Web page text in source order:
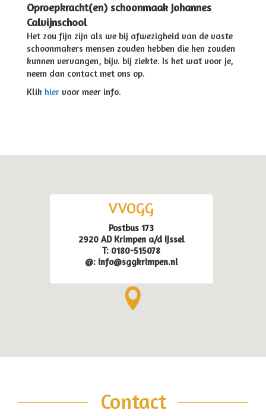
Oproepkracht(en) schoonmaak Johannes
Calvijnschool
Het zou fijn zijn als we bij afwezigheid van de vaste
schoonmakers mensen zouden hebben die hen zouden
kunnen vervangen, bijv. bij ziekte. Is het wat voor je,
neem dan contact met ons op.
Klik hier voor meer info.
VVOGG
Postbus 173
2920 AD Krimpen a/d IJssel
T: 0180-515078
@: info@sggkrimpen.nl
Contact